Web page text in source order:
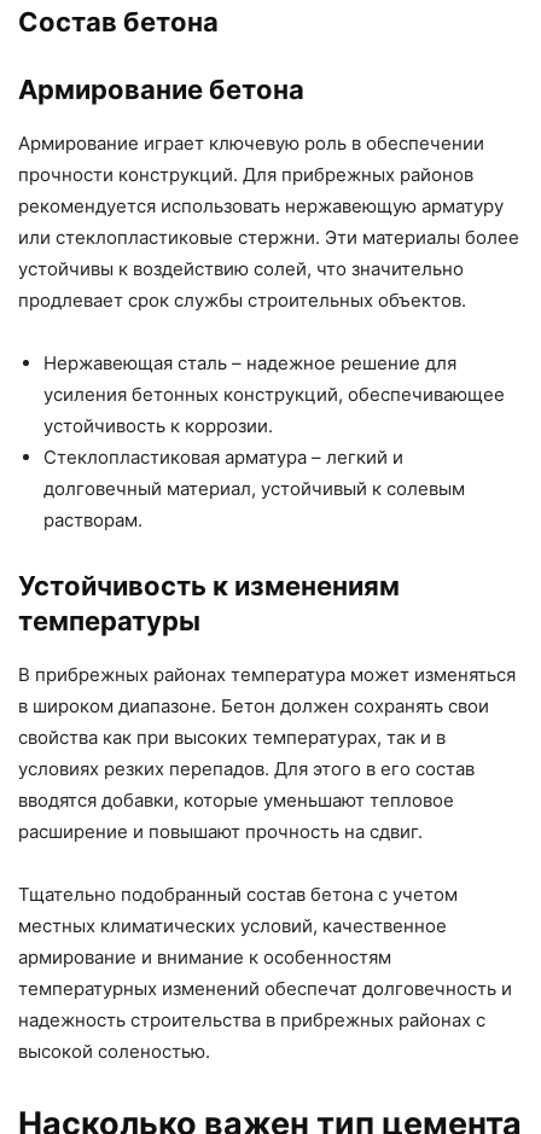
Состав бетона
Армирование бетона
Армирование играет ключевую роль в обеспечении
прочности конструкций. Для прибрежных районов
рекомендуется использовать нержавеющую арматуру
или стеклопластиковые стержни. Эти материалы более
устойчивы к воздействию солей, что значительно
продлевает срок службы строительных объектов.
Нержавеющая сталь – надежное решение для
усиления бетонных конструкций, обеспечивающее
устойчивость к коррозии.
Стеклопластиковая арматура – легкий и
долговечный материал, устойчивый к солевым
растворам.
Устойчивость к изменениям
температуры
В прибрежных районах температура может изменяться
в широком диапазоне. Бетон должен сохранять свои
свойства как при высоких температурах, так и в
условиях резких перепадов. Для этого в его состав
вводятся добавки, которые уменьшают тепловое
расширение и повышают прочность на сдвиг.
Тщательно подобранный состав бетона с учетом
местных климатических условий, качественное
армирование и внимание к особенностям
температурных изменений обеспечат долговечность и
надежность строительства в прибрежных районах с
высокой соленостью.
Насколько важен тип цемента